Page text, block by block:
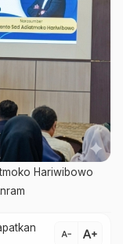
Hariwibowo
text_decrease text_increase